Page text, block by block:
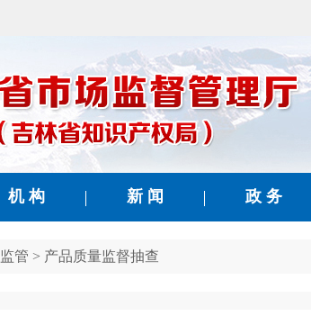
机 构 新 闻 政 务
监管 > 产品质量监督抽查